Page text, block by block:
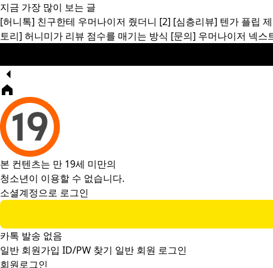
지금 가장 많이 보는 글
[허니톡] 친구한테 우머나이저 줬더니 [2] [심층리뷰] 텐가 플립
토리] 허니미가 리뷰 점수를 매기는 방식 [문의] 우머나이저 넥스
본 컨텐츠는 만 19세 미만의
청소년이 이용할 수 없습니다.
소셜계정으로 로그인
카톡 발송 없음
일반 회원가입 ID/PW 찾기 일반 회원 로그인
회원로그인